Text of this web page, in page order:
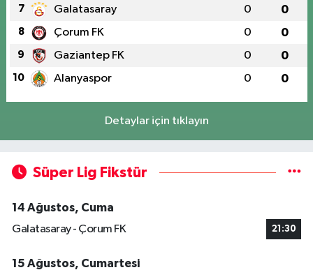
7 Galatasaray 0 0
8 Çorum FK 0 0
9 Gaziantep FK 0 0
10 Alanyaspor 0 0
Detaylar için tıklayın
Süper Lig Fikstür
14 Ağustos, Cuma
Galatasaray - Çorum FK
21:30
15 Ağustos, Cumartesi